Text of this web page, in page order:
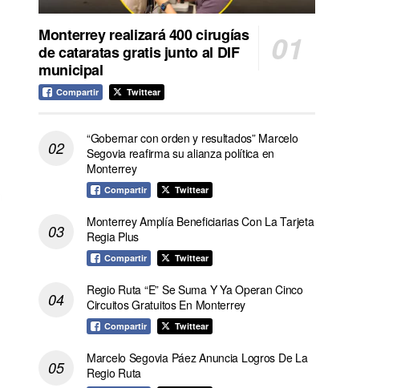
Monterrey realizará 400 cirugías
de cataratas gratis junto al DIF
municipal
Compartir Twittear
“Gobernar con orden y resultados” Marcelo
Segovia reafirma su alianza política en
Monterrey
Compartir Twittear
Monterrey Amplía Beneficiarias Con La Tarjeta
Regia Plus
Compartir Twittear
Regio Ruta “E” Se Suma Y Ya Operan Cinco
Circuitos Gratuitos En Monterrey
Compartir Twittear
Marcelo Segovia Páez Anuncia Logros De La
Regio Ruta